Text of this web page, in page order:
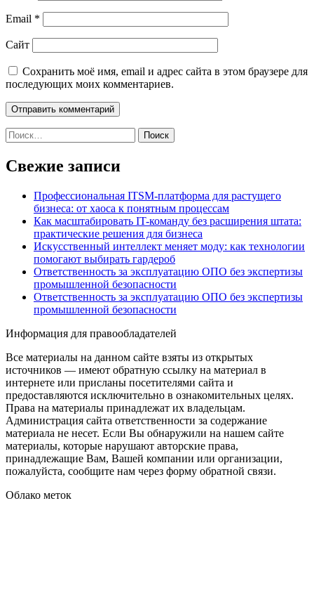
Email *
Сайт
Сохранить моё имя, email и адрес сайта в этом браузере для
последующих моих комментариев.
Найти:
Свежие записи
Профессиональная ITSM-платформа для растущего
бизнеса: от хаоса к понятным процессам
Как масштабировать IT-команду без расширения штата:
практические решения для бизнеса
Искусственный интеллект меняет моду: как технологии
помогают выбирать гардероб
Ответственность за эксплуатацию ОПО без экспертизы
промышленной безопасности
Ответственность за эксплуатацию ОПО без экспертизы
промышленной безопасности
Информация для правообладателей
Все материалы на данном сайте взяты из открытых
источников — имеют обратную ссылку на материал в
интернете или присланы посетителями сайта и
предоставляются исключительно в ознакомительных целях.
Права на материалы принадлежат их владельцам.
Администрация сайта ответственности за содержание
материала не несет. Если Вы обнаружили на нашем сайте
материалы, которые нарушают авторские права,
принадлежащие Вам, Вашей компании или организации,
пожалуйста, сообщите нам через форму обратной связи.
Облако меток